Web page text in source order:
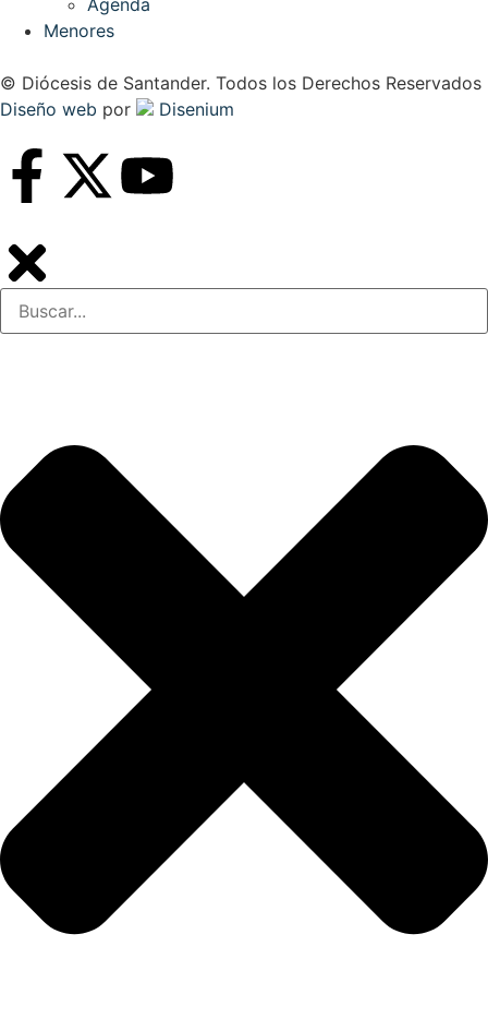
Agenda
Menores
© Diócesis de Santander. Todos los Derechos Reservados
Diseño web por Disenium